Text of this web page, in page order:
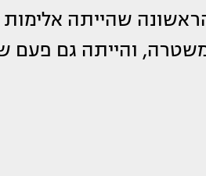
שהייתה
והייתה גם פעם